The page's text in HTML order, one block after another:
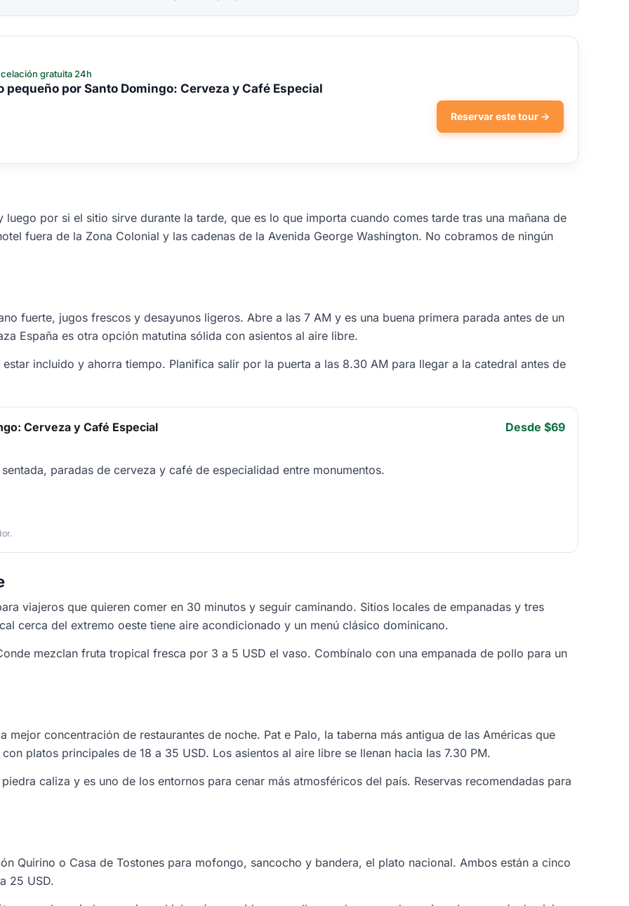
gratuita 24h
pequeño por Santo Domingo: Cerveza y Café Especial
Reservar este tour →
por si el sitio sirve durante la tarde, que es lo que importa cuando comes tarde tras una mañana de
fuera de la Zona Colonial y las cadenas de la Avenida George Washington. No cobramos de ningún
fuerte, jugos frescos y desayunos ligeros. Abre a las 7 AM y es una buena primera parada antes de un
España es otra opción matutina sólida con asientos al aire libre.
incluido y ahorra tiempo. Planifica salir por la puerta a las 8.30 AM para llegar a la catedral antes de
Cerveza y Café Especial Desde $69
paradas de cerveza y café de especialidad entre monumentos.
viajeros que quieren comer en 30 minutos y seguir caminando. Sitios locales de empanadas y tres
cerca del extremo oeste tiene aire acondicionado y un menú clásico dominicano.
mezclan fruta tropical fresca por 3 a 5 USD el vaso. Combínalo con una empanada de pollo para un
mejor concentración de restaurantes de noche. Pat e Palo, la taberna más antigua de las Américas que
platos principales de 18 a 35 USD. Los asientos al aire libre se llenan hacia las 7.30 PM.
caliza y es uno de los entornos para cenar más atmosféricos del país. Reservas recomendadas para
Quirino o Casa de Tostones para mofongo, sancocho y bandera, el plato nacional. Ambos están a cinco
25 USD.